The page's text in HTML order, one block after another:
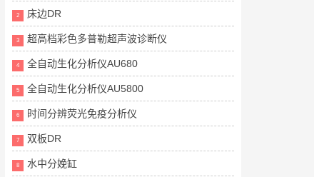
2 床边DR
3 超高档彩色多普勒超声波诊断仪
4 全自动生化分析仪AU680
5 全自动生化分析仪AU5800
6 时间分辨荧光免疫分析仪
7 双板DR
8 水中分娩缸